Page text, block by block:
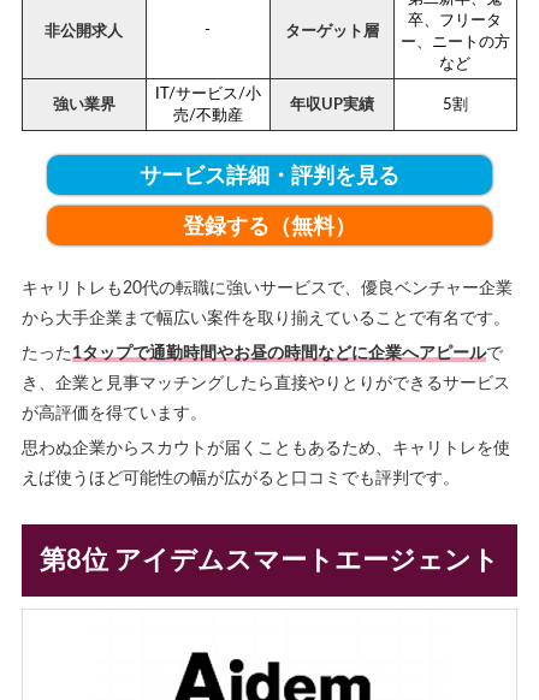
非公開求人 - ターゲット層
卒、フリータ
ー、ニートの方
など
強い業界
IT/サービス/小
売/不動産
年収UP実績 5割
サービス詳細・評判を見る
登録する（無料）
キャリトレも20代の転職に強いサービスで、優良ベンチャー企業
から大手企業まで幅広い案件を取り揃えていることで有名です。
たった 1タップで通勤時間やお昼の時間などに企業へアピールで
き、企業と見事マッチングしたら直接やりとりができるサービス
が高評価を得ています。
思わぬ企業からスカウトが届くこともあるため、キャリトレを使
えば使うほど可能性の幅が広がると口コミでも評判です。
第8位 アイデムスマートエージェント